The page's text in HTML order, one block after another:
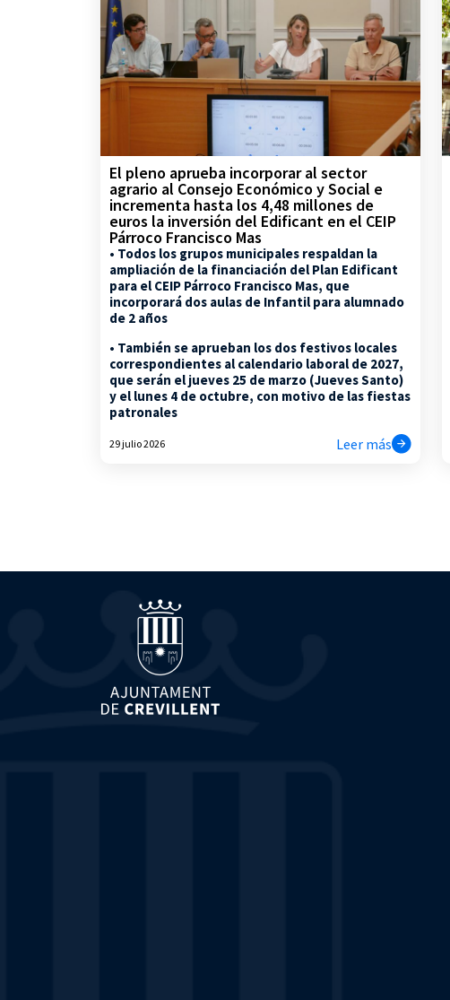
El pleno aprueba incorporar al sector
agrario al Consejo Económico y Social e
incrementa hasta los 4,48 millones de
euros la inversión del Edificant en el CEIP
Párroco Francisco Mas
• Todos los grupos municipales respaldan la
ampliación de la financiación del Plan Edificant
para el CEIP Párroco Francisco Mas, que
incorporará dos aulas de Infantil para alumnado
de 2 años
• También se aprueban los dos festivos locales
correspondientes al calendario laboral de 2027,
que serán el jueves 25 de marzo (Jueves Santo)
y el lunes 4 de octubre, con motivo de las fiestas
patronales
29 julio 2026 Leer más